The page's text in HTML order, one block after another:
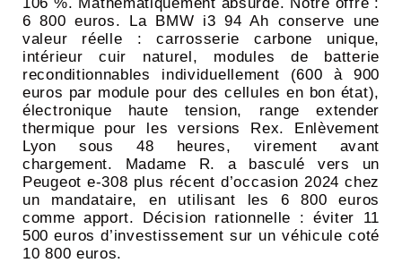
6 800 euros. La BMW i3 94 Ah conserve une
valeur réelle : carrosserie carbone unique,
intérieur cuir naturel, modules de batterie
reconditionnables individuellement (600 à 900
euros par module pour des cellules en bon état),
électronique haute tension, range extender
thermique pour les versions Rex. Enlèvement
Lyon sous 48 heures, virement avant
chargement. Madame R. a basculé vers un
Peugeot e-308 plus récent d’occasion 2024 chez
un mandataire, en utilisant les 6 800 euros
comme apport. Décision rationnelle : éviter 11
500 euros d’investissement sur un véhicule coté
10 800 euros.